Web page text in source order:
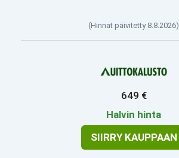
(Hinnat päivitetty 8.8.2026)
649 €
Halvin hinta
SIIRRY KAUPPAAN